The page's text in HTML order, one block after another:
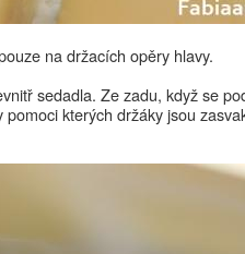
na držacích opěry hlavy.
sedadla. Ze zadu, když se
kterých držáky jsou